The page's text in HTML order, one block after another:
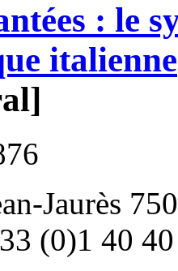
: le
italienne
Jaurès
(0)1 40